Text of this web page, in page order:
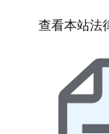
查看本站法